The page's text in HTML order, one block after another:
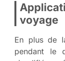
voyage
En plus de
pendant le